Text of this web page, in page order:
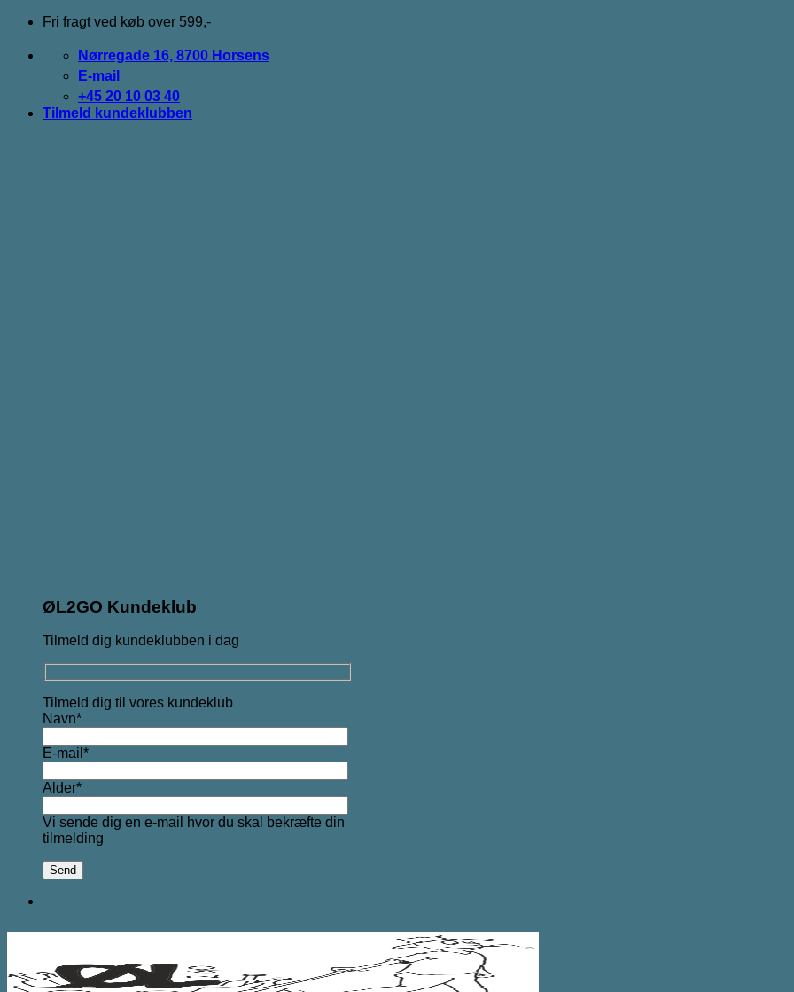
Fortsæt
indhold
Fri fragt ved køb over 599,-
Nørregade 16, 8700 Horsens
E-mail
+45 20 10 03 40
Tilmeld kundeklubben
ØL2GO Kundeklub
Tilmeld dig kundeklubben i dag
Tilmeld dig til vores kundeklub
Navn*
E-mail*
Alder*
Vi sende dig en e-mail hvor du skal bekræfte din
tilmelding